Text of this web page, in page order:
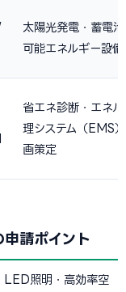
太陽光発電・蓄電
可能エネルギー設
省エネ診断・エネ
理システム（EMS
画策定
請ポイント
LED照明・高効率空